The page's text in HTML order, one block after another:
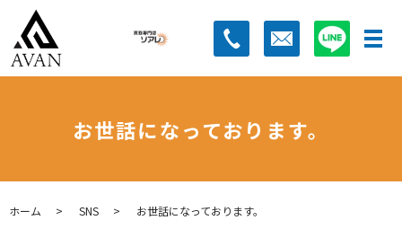
お世話になっております。
ホーム SNS お世話になっております。